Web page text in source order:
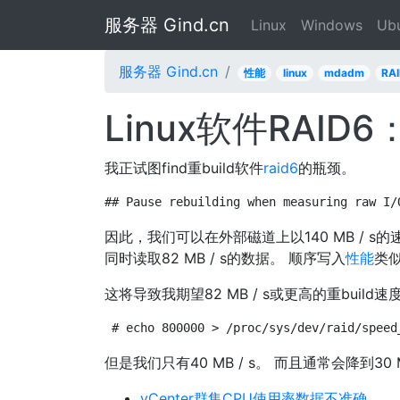
服务器 Gind.cn Linux Windows
服务器 Gind.cn 性能 linux mdadm
Linux软件RAID6
我正试图find重build软件raid6的瓶颈。
## Pause rebuilding when measuring
因此，我们可以在外部磁道上以140 MB / s的
同时读取82 MB / s的数据。 顺序写入性能类
这将导致我期望82 MB / s或更高的重build速
# echo 800000 > /proc/sys/dev/raid/
但是我们只有40 MB / s。 而且通常会降到30